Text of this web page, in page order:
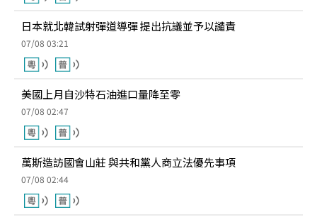
日本就北韓試射彈道導彈 提出抗議並予以譴責
07/08 03:21
美國上月自沙特石油進口量降至零
07/08 02:47
萬斯造訪國會山莊 與共和黨人商立法優先事項
07/08 02:44